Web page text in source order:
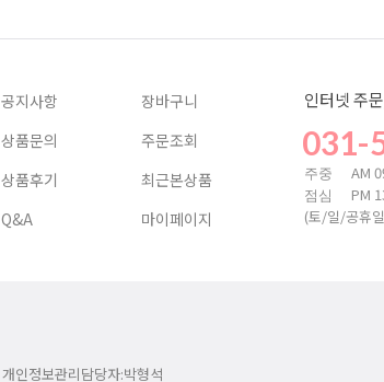
공지사항
상품문의
상품후기
Q&A
장바구니
주문조회
최근본상품
마이페이지
인터넷 주
031-
주중 AM
점심
PM
(토/일/공휴
개인정보관리담당자:박형석